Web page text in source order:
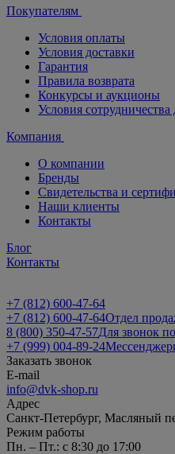
Покупателям
Условия оплаты
Условия доставки
Гарантия
Правила возврата
Конкурсы и аукционы
Условия
Компания
О компании
Бренды
Свидетельства и
Наши клиенты
Контакты
Блог
Контакты
+7 (812) 600-47-64
+7 (812) 600-47-64Отдел
8 (800) 350-47-57Для звонок
+7 (999) 004-89-24
Заказать звонок
E-mail
info@dvk-shop.ru
Адрес
Санкт-Петербург, Масляный
Режим работы
Пн. – Пт.: с 8:30 до 17:00